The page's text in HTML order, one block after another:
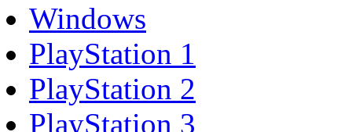
Windows
PlayStation 1
PlayStation 2
PlayStation 3